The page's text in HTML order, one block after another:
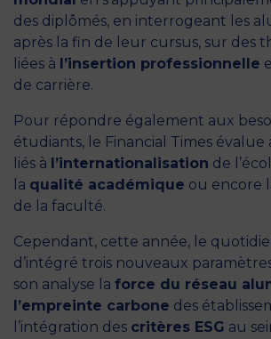
des diplômés, en interrogeant les
après la fin de leur cursus, sur des
liées à l’insertion professionnelle
de carrière.
Pour répondre également aux
étudiants, le Financial Times évalue
liés à l’internationalisation de
la qualité académique ou encore
de la faculté.
Cependant, cette année, le
d’intégré trois nouveaux
son analyse la force du réseau
l’empreinte carbone des
l’intégration des critères ESG au